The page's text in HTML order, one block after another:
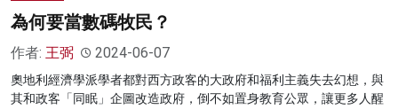
為何要當數碼牧民？
作者: 王弼 2024-06-07
奧地利經濟學派學者都對西方政客的大政府和福利主義失去幻想，與
其和政客「同眠」企圖改造政府，倒不如置身教育公眾，讓更多人醒